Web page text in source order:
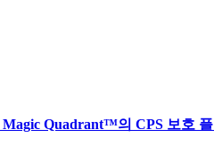
Quadrant™의 CPS 보호